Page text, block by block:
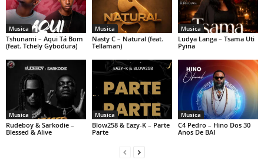
Musica
Tshunami – Aqui Tá Bom
(feat. Tchely Gybodura)
Musica
Nasty C – Natural (feat.
Tellaman)
Musica
Ludya Langa – Tsama Uti
Pyina
Musica
Rudeboy & Sarkodie –
Blessed & Alive
Musica
Blow258 & Eazy-K – Parte
Parte
Musica
C4 Pedro – Hino Dos 30
Anos De BAI